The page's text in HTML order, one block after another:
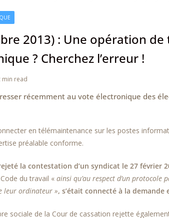
2013) : Une opération
? Cherchez l’erreur !
min read
récemment au vote électronique des
en télémaintenance sur les postes
préalable conforme.
la contestation d’un syndicat le 27 février
du travail « ainsi qu’au respect d’un
leur ordinateur », s’était connecté à la demande
sociale de la Cour de cassation rejette